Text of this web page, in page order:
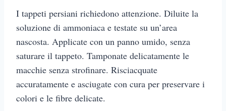
I tappeti persiani richiedono attenzione. Diluite la
soluzione di ammoniaca e testate su un’area
nascosta. Applicate con un panno umido, senza
saturare il tappeto. Tamponate delicatamente le
macchie senza strofinare. Risciacquate
accuratamente e asciugate con cura per preservare i
colori e le fibre delicate.